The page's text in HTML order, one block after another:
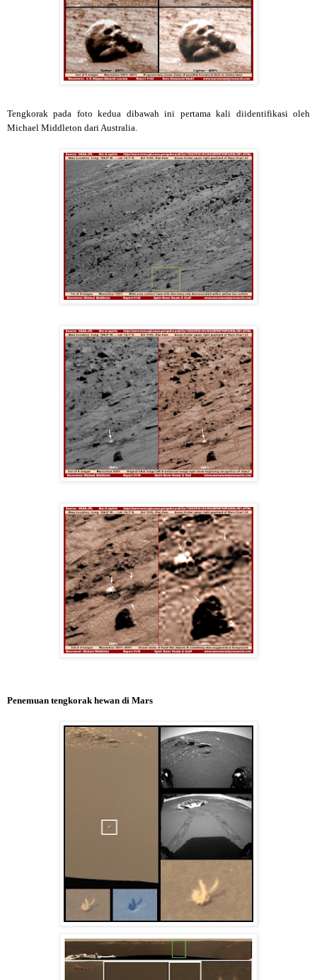
Tengkorak pada foto kedua dibawah ini pertama kali diidentifikasi oleh
Michael Middleton dari Australia.
Penemuan tengkorak hewan di Mars